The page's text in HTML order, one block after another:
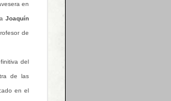
en
Joaquín
de
del
de las
en el